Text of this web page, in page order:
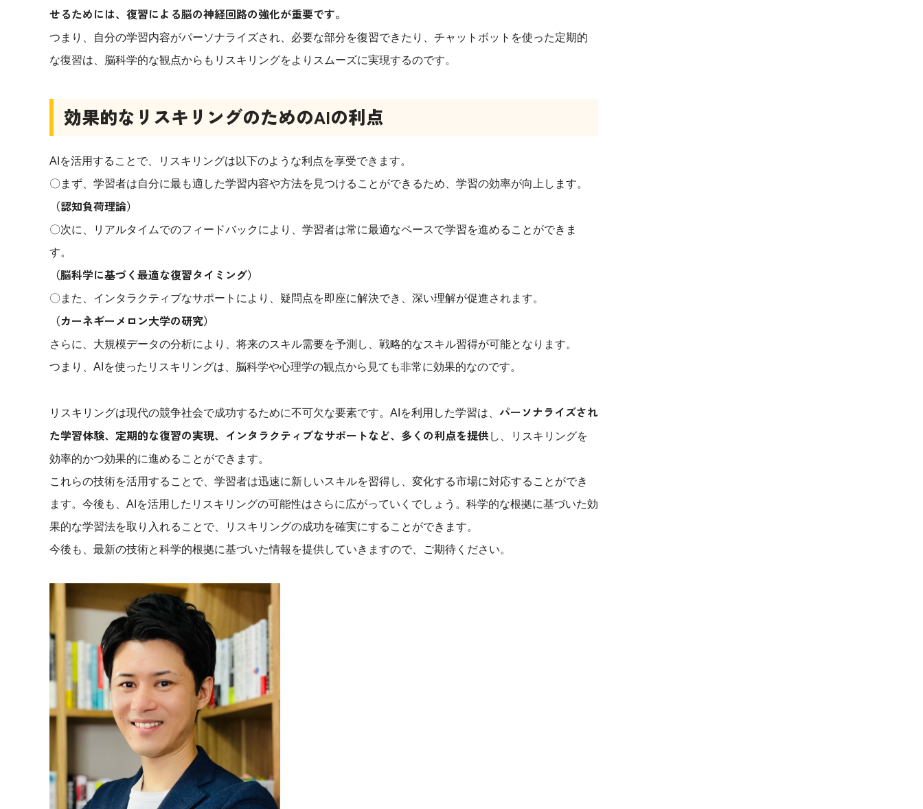
せるためには、復習による脳の神経回路の強化が重要です。
つまり、自分の学習内容がパーソナライズされ、必要な部分を復習できたり、チャットボットを使った定期的
な復習は、脳科学的な観点からもリスキリングをよりスムーズに実現するのです。
効果的なリスキリングのためのAIの利点
AIを活用することで、リスキリングは以下のような利点を享受できます。
〇まず、学習者は自分に最も適した学習内容や方法を見つけることができるため、学習の効率が向上します。
（認知負荷理論）
〇次に、リアルタイムでのフィードバックにより、学習者は常に最適なペースで学習を進めることができま
す。
（脳科学に基づく最適な復習タイミング）
〇また、インタラクティブなサポートにより、疑問点を即座に解決でき、深い理解が促進されます。
（カーネギーメロン大学の研究）
さらに、大規模データの分析により、将来のスキル需要を予測し、戦略的なスキル習得が可能となります。
つまり、AIを使ったリスキリングは、脳科学や心理学の観点から見ても非常に効果的なのです。
リスキリングは現代の競争社会で成功するために不可欠な要素です。AIを利用した学習は、 パーソナライズされ
た学習体験、定期的な復習の実現、インタラクティブなサポートなど、多くの利点を提供 し、リスキリングを
効率的かつ効果的に進めることができます。
これらの技術を活用することで、学習者は迅速に新しいスキルを習得し、変化する市場に対応することができ
ます。今後も、AIを活用したリスキリングの可能性はさらに広がっていくでしょう。科学的な根拠に基づいた効
果的な学習法を取り入れることで、リスキリングの成功を確実にすることができます。
今後も、最新の技術と科学的根拠に基づいた情報を提供していきますので、ご期待ください。